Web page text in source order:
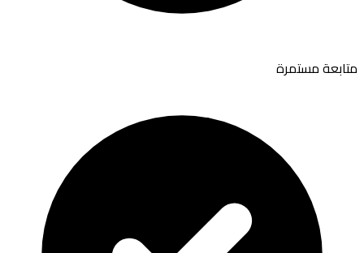
متابعة مستمرة